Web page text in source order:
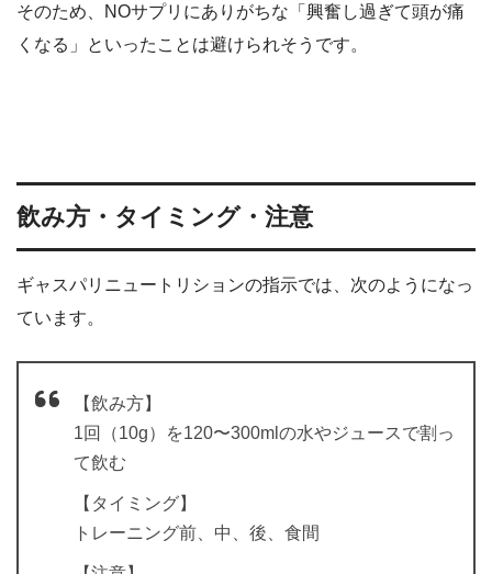
そのため、NOサプリにありがちな「興奮し過ぎて頭が痛
くなる」といったことは避けられそうです。
飲み方・タイミング・注意
ギャスパリニュートリションの指示では、次のようになっ
ています。
【飲み方】
1回（10g）を120〜300mlの水やジュースで割っ
て飲む
【タイミング】
トレーニング前、中、後、食間